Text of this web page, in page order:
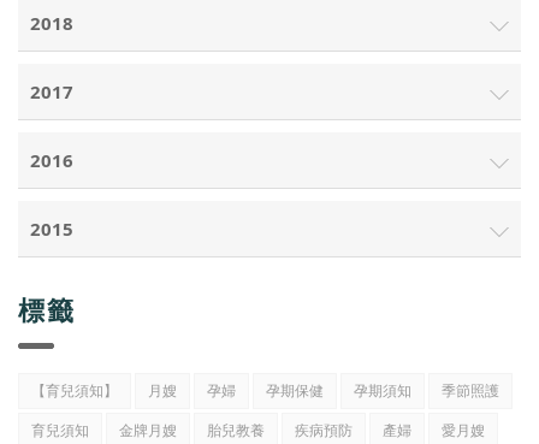
2018
2017
2016
2015
標籤
【育兒須知】 月嫂 孕婦 孕期保健 孕期須知
季節照護
育兒須知
金牌月嫂 胎兒教養 疾病預防 產婦
愛月嫂